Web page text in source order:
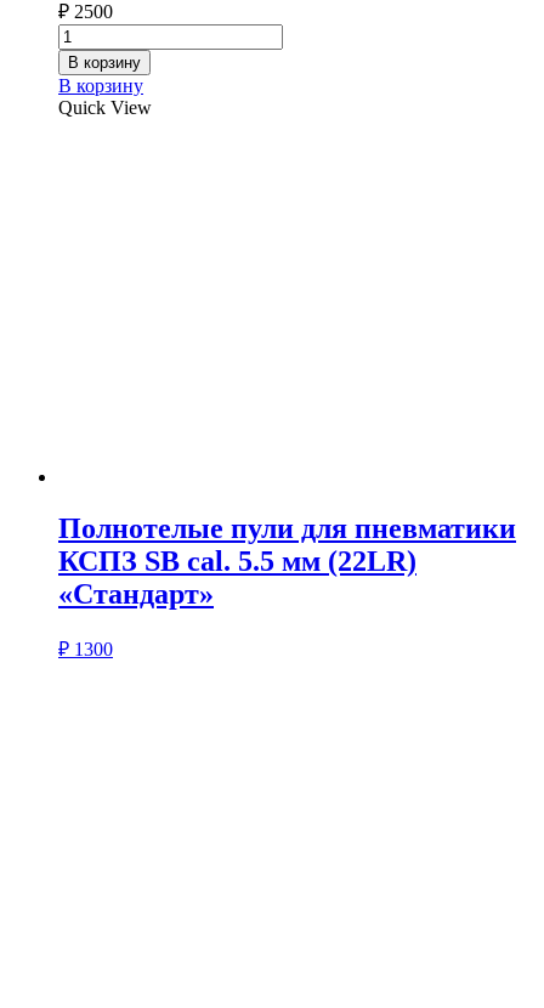
₽ 2500
Количество
товара
Пули
пневматические
JSB
В корзину
В корзину
Quick View
Полнотелые пули для пневматики
КСПЗ SB cal. 5.5 мм (22LR)
«Стандарт»
₽ 1300